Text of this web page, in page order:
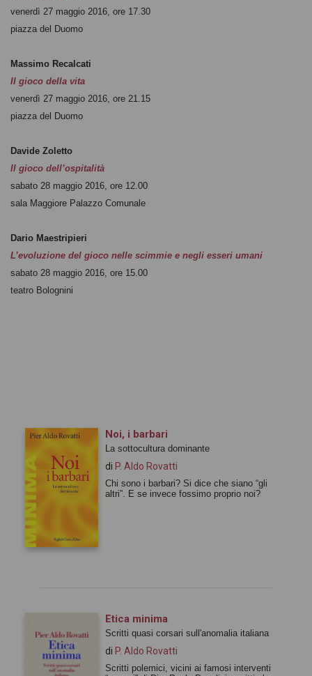
venerdì 27 maggio 2016, ore 17.30
piazza del Duomo
Massimo Recalcati
Il gioco della vita
venerdì 27 maggio 2016, ore 21.15
piazza del Duomo
Davide Zoletto
Il gioco dell’ospitalità
sabato 28 maggio 2016, ore 12.00
sala Maggiore Palazzo Comunale
Dario Maestripieri
L’evoluzione del gioco nelle scimmie e negli esseri umani
sabato 28 maggio 2016, ore 15.00
teatro Bolognini
Noi, i barbari
La sottocultura dominante
di P. Aldo Rovatti
Chi sono i barbari? Si dice che siano “gli
altri”. E se invece fossimo proprio noi?
Etica minima
Scritti quasi corsari sull'anomalia italiana
di P. Aldo Rovatti
Scritti polemici, vicini ai famosi interventi